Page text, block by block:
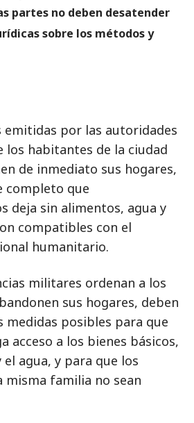
partes no deben desatender
sobre los métodos y
emitidas por las autoridades
los habitantes de la ciudad
de inmediato sus hogares,
completo que
deja sin alimentos, agua y
compatibles con el
humanitario.
militares ordenan a los
sus hogares, deben
medidas posibles para que
acceso a los bienes básicos,
agua, y para que los
misma familia no sean